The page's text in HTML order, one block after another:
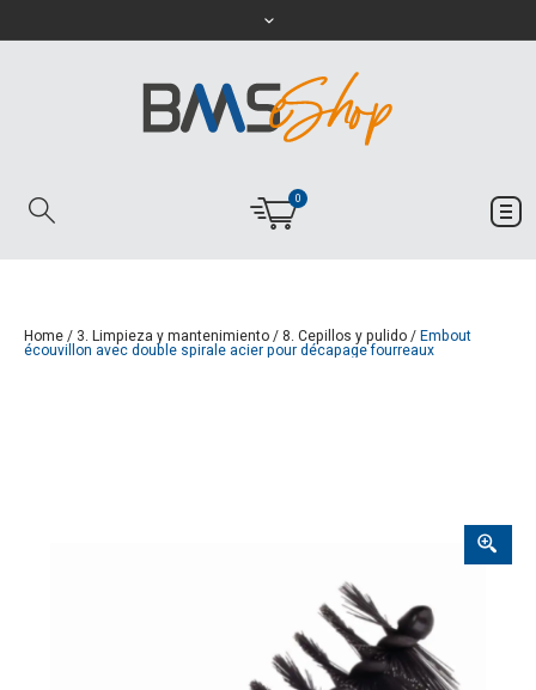
0
Home/ 3. Limpieza y mantenimiento/8. Cepillos y pulido/Embout
écouvillon avec double spirale acier pour décapage fourreaux